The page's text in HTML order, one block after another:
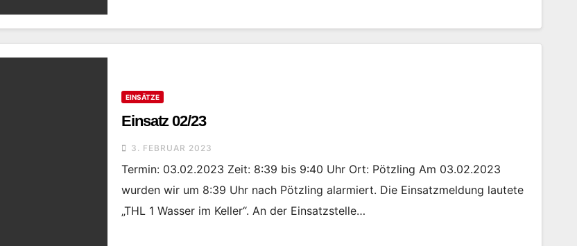
EINSÄTZE
Einsatz 02/23
3. FEBRUAR 2023
Termin: 03.02.2023 Zeit: 8:39 bis 9:40 Uhr Ort: Pötzling Am 03.02.2023
wurden wir um 8:39 Uhr nach Pötzling alarmiert. Die Einsatzmeldung lautete
„THL 1 Wasser im Keller“. An der Einsatzstelle…